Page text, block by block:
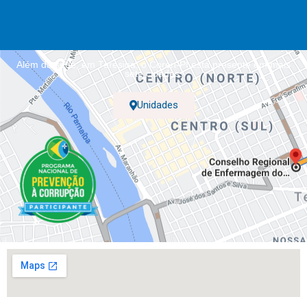
Além da sede, em Teresina, o Coren-PI está presente em mais
sete cidades.
Unidades